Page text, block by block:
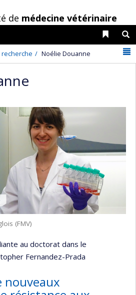
de médecine vétérinaire
Liens
recherche Noélie Douanne
(FMV)
au doctorat dans le
Fernandez-Prada
nouveaux